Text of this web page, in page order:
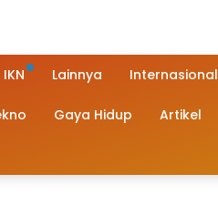
IKN Lainnya Internasional
Gaya Hidup Artikel